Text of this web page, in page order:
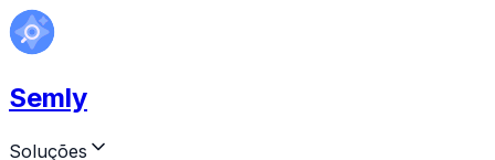
Semly
Soluções